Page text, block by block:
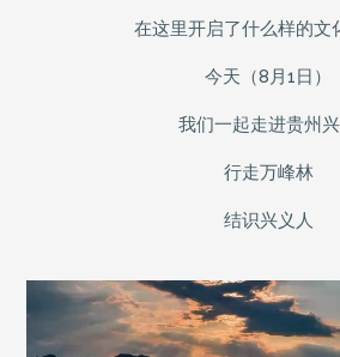
在这里开启了什么样的文
今天（8月1日）
我们一起走进贵州
行走万峰林
结识兴义人